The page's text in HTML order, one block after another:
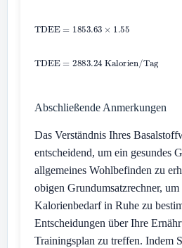
Abschließende Anmerkungen
Das Verständnis Ihres
entscheidend, um ein gesundes
allgemeines Wohlbefinden zu
obigen Grundumsatzrechner,
Kalorienbedarf in Ruhe zu
Entscheidungen über Ihre
Trainingsplan zu treffen. Indem